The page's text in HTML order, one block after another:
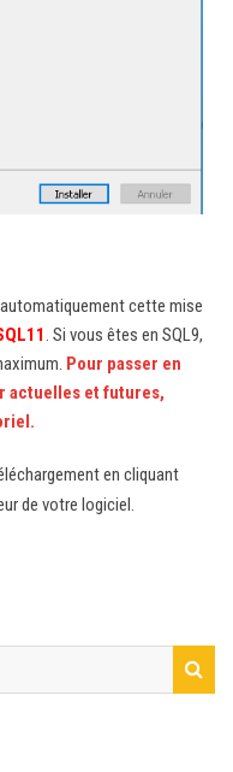
cette mise
. Si vous êtes en SQL9,
Pour passer en
actuelles et futures,
en cliquant
de votre logiciel.